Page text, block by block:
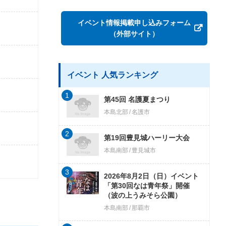
イベント情報掲載申し込みフォーム
（外部サイト）
イベント 人気ランキング
第45回 名護夏まつり
本島北部 名護市
1
第19回豊見城ハーリー大会
本島南部 豊見城市
2
2026年8月2日（日）イベント
「第30回なは青年祭」開催
（波の上うみそら公園）
本島南部 那覇市
3